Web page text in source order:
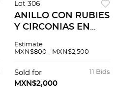
Lot 306
ANILLO CON RUBIES
Y CIRCONIAS EN
3/4. Peso: 3.5 g.
Estimate
MXN$800 - MXN$2,500
11 Bids
Sold for
MXN$2,000